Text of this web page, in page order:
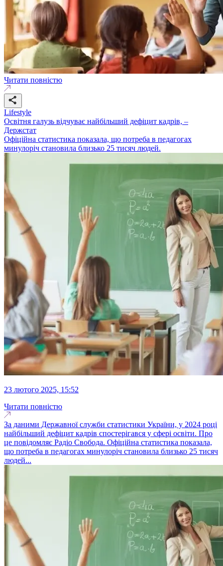
Читати повністю
Lifestyle
Освітня галузь відчуває найбільший дефіцит кадрів, –
Держстат
Офіційна статистика показала, що потреба в педагогах
минулоріч становила близько 25 тисяч людей.
23 лютого 2025, 15:52
Читати повністю
За даними Державної служби статистики України, у 2024 році
найбільший дефіцит кадрів спостерігався у сфері освіти. Про
це повідомляє Радіо Свобода. Офіційна статистика показала,
що потреба в педагогах минулоріч становила близько 25 тисяч
людей...